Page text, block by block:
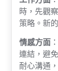
時，先觀
策略。新
情感方面
連結，避
耐心溝通